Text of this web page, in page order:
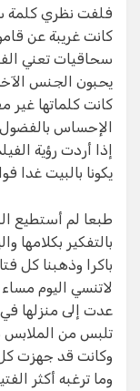
فلفت نظري كلمة
كانت غريبة عن
سحاقيات تعني
يحبون الجنس
كانت كلماتها غير
الإحساس بالفضول
إذا أردت رؤية
يكونا بالبيت غدا
طبعا لم أستطيع
بالتفكير بكلامها
باكرا وذهبنا كل
لاتنسي اليوم
عدت إلى منزلها
تلبس من الملابس
وكانت قد جهزت
وما ترغبه أكثر